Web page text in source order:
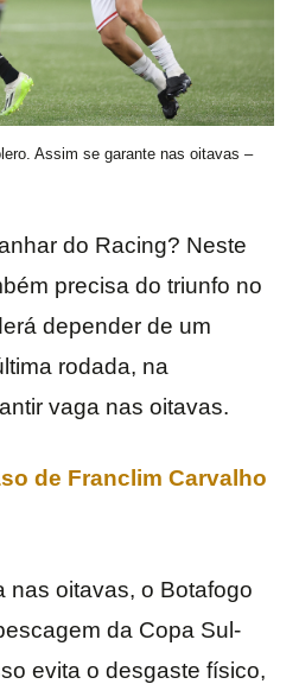
Assim se garante nas oitavas –
do Racing? Neste
precisa do triunfo no
depender de um
rodada, na
vaga nas oitavas.
de Franclim Carvalho
nas oitavas, o Botafogo
da Copa Sul-
evita o desgaste físico,